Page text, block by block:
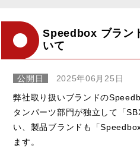
Speedbox ブラン
いて
公開日
2025年06月25日
弊社取り扱いブランドの
タンパーツ部門が独立して「
い、製品ブランドも「
ます。